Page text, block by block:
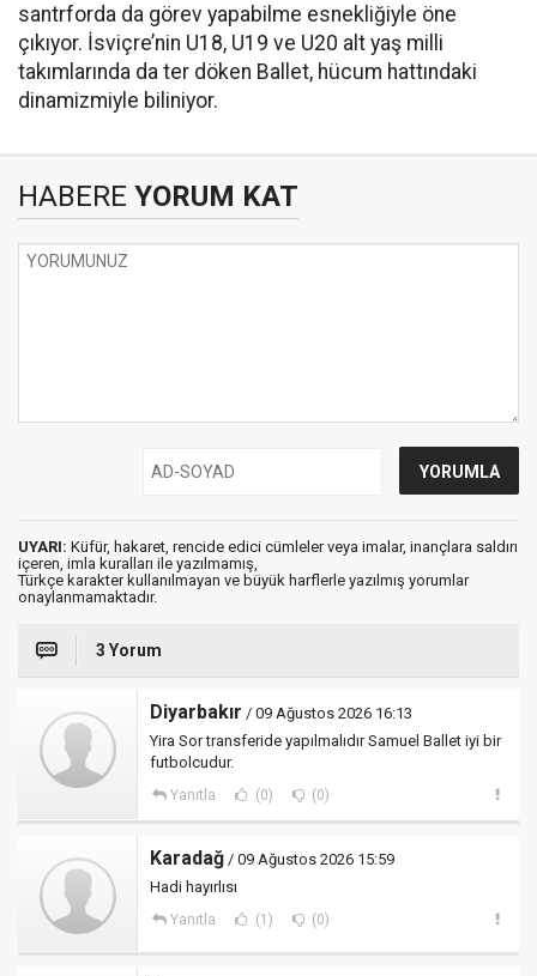
santrforda da görev yapabilme esnekliğiyle öne
çıkıyor. İsviçre’nin U18, U19 ve U20 alt yaş milli
takımlarında da ter döken Ballet, hücum hattındaki
dinamizmiyle biliniyor.
HABERE YORUM KAT
UYARI: Küfür, hakaret, rencide edici cümleler veya imalar, inançlara saldırı
içeren, imla kuralları ile yazılmamış,
Türkçe karakter kullanılmayan ve büyük harflerle yazılmış yorumlar
onaylanmamaktadır.
3 Yorum
Diyarbakır / 09 Ağustos 2026 16:13
Yira Sor transferide yapılmalıdır Samuel Ballet iyi bir
futbolcudur.
Yanıtla (0) (0)
Karadağ / 09 Ağustos 2026 15:59
Hadi hayırlısı
Yanıtla (1) (0)